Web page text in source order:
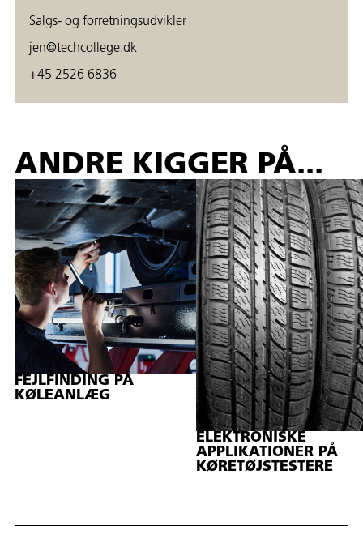
Salgs- og forretningsudvikler
jen@techcollege.dk
+45 2526 6836
ANDRE KIGGER PÅ...
FEJLFINDING PÅ
KØLEANLÆG
ELEKTRONISKE
APPLIKATIONER PÅ
KØRETØJSTESTERE